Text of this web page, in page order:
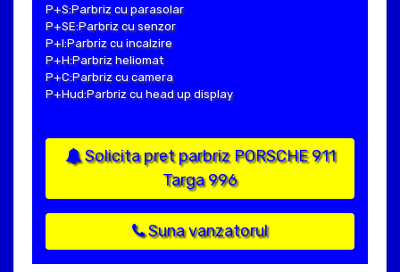
P+S:Parbriz cu parasolar
P+SE:Parbriz cu senzor
P+I:Parbriz cu incalzire
P+H:Parbriz heliomat
P+C:Parbriz cu camera
P+Hud:Parbriz cu head up display
Solicita pret parbriz PORSCHE 911
Targa 996
Suna vanzatorul